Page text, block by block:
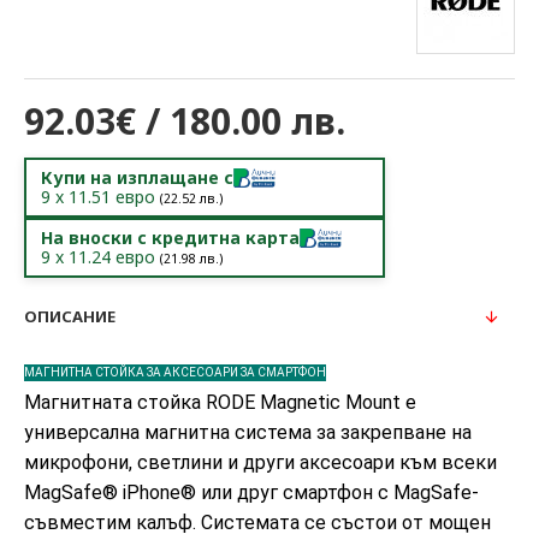
92.03€ / 180.00 лв.
Купи на изплащане с
9 x 11.51 евро (22.52лв.)
На вноски с кредитна карта
9 x 11.24 евро (21.98 лв.)
ОПИСАНИЕ
МАГНИТНА СТОЙКА ЗА АКСЕСОАРИ ЗА СМАРТФОН
Магнитната стойка RODE Magnetic Mount е
универсална магнитна система за закрепване на
микрофони, светлини и други аксесоари към всеки
MagSafe® iPhone® или друг смартфон с MagSafe-
съвместим калъф. Системата се състои от мощен